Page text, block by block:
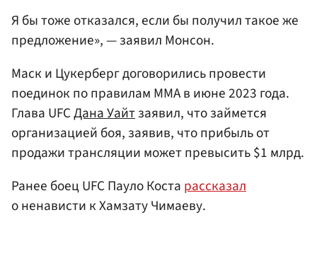
Я бы тоже отказался, если бы получил такое же
предложение», — заявил Монсон.
Маск и Цукерберг договорились провести
поединок по правилам ММА в июне 2023 года.
Глава UFCДана Уайтзаявил, что займется
организацией боя, заявив, что прибыль от
продажи трансляции может превысить $1 млрд.
Ранее боец UFC Пауло Коста рассказал
о ненависти к Хамзату Чимаеву.